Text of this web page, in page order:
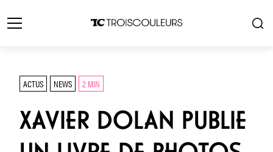
ACTUS NEWS 2 MIN
XAVIER DOLAN PUBLIE